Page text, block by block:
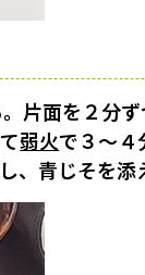
片面を２分
弱火で３〜４
、青じそを添